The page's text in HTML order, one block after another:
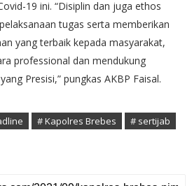
19 ini. “Disiplin dan juga ethos
tugas serta memberikan
yang terbaik kepada masyarakat,
professional dan mendukung
Presisi,” pungkas AKBP Faisal.
# Kapolres Brebes # sertijab